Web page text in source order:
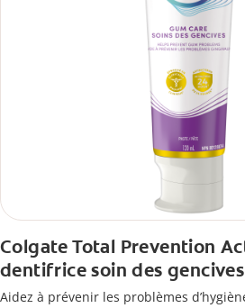
Colgate Total Prevention
dentifrice soin des
Aidez à prévenir les problèmes